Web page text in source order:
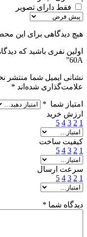
فقط دارای تصویر
هیچ دیدگاهی برای این
60A”
نشانی ایمیل شما منتشر
علامت‌گذاری شده‌اند *
امتیاز شما *
ارزش خرید
1
2
3
4
5
کیفیت ساخت
1
2
3
4
5
سرعت ارسال
1
2
3
4
5
دیدگاه شما *